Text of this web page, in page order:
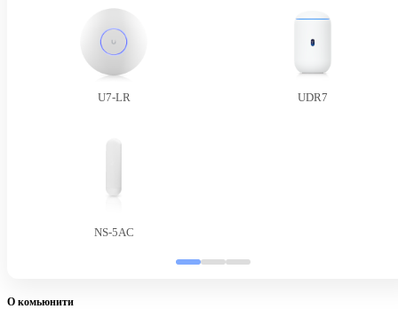
U7-LR UDR7
NS-5AC
О комьюнити